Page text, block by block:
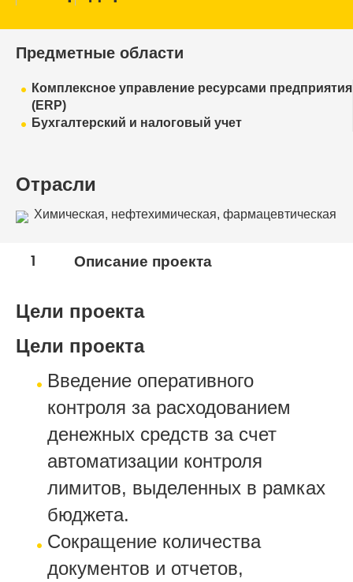
Предметные области
Комплексное управление ресурсами предприятия
(ERP)
Бухгалтерский и налоговый учет
Отрасли
Химическая, нефтехимическая, фармацевтическая
1 Описание проекта
Цели проекта
Цели проекта
Введение оперативного
контроля за расходованием
денежных средств за счет
автоматизации контроля
лимитов, выделенных в рамках
бюджета.
Сокращение количества
документов и отчетов,